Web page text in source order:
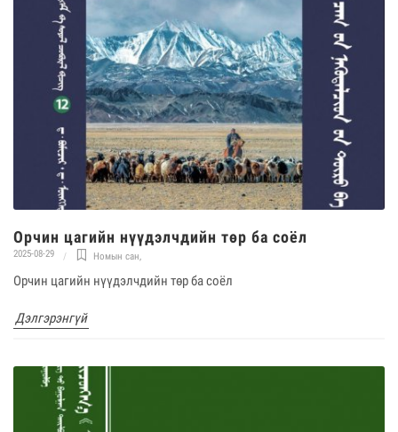
Орчин цагийн нүүдэлчдийн төр ба соёл
2025-08-29 Номын сан,
Орчин цагийн нүүдэлчдийн төр ба соёл
Дэлгэрэнгүй